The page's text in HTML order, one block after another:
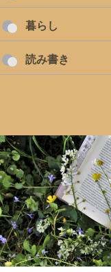
暮らし
読み書き